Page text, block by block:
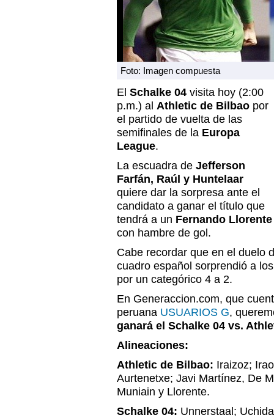
Foto: Imagen compuesta
El Schalke 04 visita hoy (2:00
p.m.) al Athletic de Bilbao por
el partido de vuelta de las
semifinales de la Europa
League.
La escuadra de Jefferson
Farfán, Raúl y Huntelaar
quiere dar la sorpresa ante el
candidato a ganar el título que
tendrá a un Fernando Llorente
con hambre de gol.
Cabe recordar que en el duelo
cuadro español sorprendió a
por un categórico 4 a 2.
En Generaccion.com, que
peruana USUARIOS G,
ganará el Schalke 04 vs.
Alineaciones:
Athletic de Bilbao: Iraizoz;
Aurtenetxe; Javi Martínez, De
Muniain y Llorente.
Schalke 04: Unnerstaal;